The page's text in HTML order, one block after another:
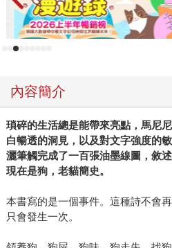
內容簡介
瑣碎的生活總是能帶來亮點，馬尼
白暢透的洞見，以及對文字強度的
灑筆觸完成了一百張油墨線圖，敘
現在是狗，老貓簡史。
本書寫的是一個事件。這種詩不會
只會發生一次。